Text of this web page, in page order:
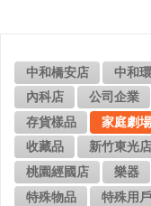
中和橋安店 中和
內科店
公司企業
存貨樣品
家庭劇場
收藏品
新竹東光店
桃園經國店
樂器
特殊物品
特殊用戶